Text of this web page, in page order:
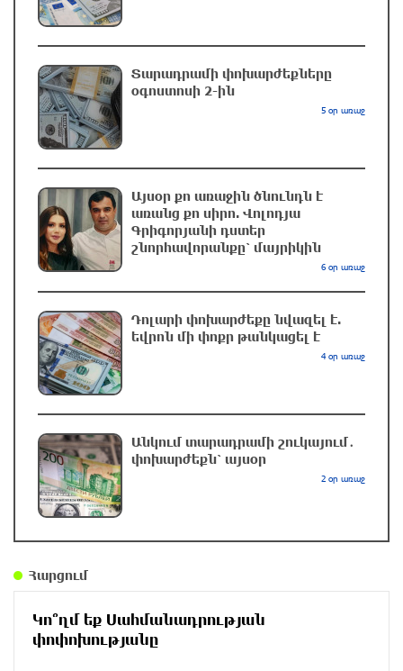
խորացնել մեր հարաբերություններն ու
համագործակցությունը. Փաշինյանը՝
Ղրղզստանի նախագահին
հարձակման հետևանքով 11 քաղաքացիական
անձի վիրավորվելու մասին
մեկ ժամ առաջ
Կարծում եմ՝ Փիթ Հեգսեթը լավագույններից
մեկն է․ Թրամփ
2 ժամ առաջ
Իրանը պահանջել է փակել Հորմուզի նեղուցը
Ծանոթ ու միարժամանակ անհայտ … պահածո
«Կիլկի»
Կրկնվող թատերական դիվանագիտություն․
Իրանի վրա լայնածավալ հարձակման մասին
Տարադրամի փոխարժեքները
օգոստոսի 2-ին
5 օր առաջ
Այսօր քո առաջին ծնունդն է
առանց քո սիրո. Վոլոդյա
Գրիգորյանի դստեր
շնորհավորանքը՝ մայրիկին
6 օր առաջ
Դոլարի փոխարժեքը նվազել է.
եվրոն մի փոքր թանկացել է
4 օր առաջ
Անկում տարադրամի շուկայում․
փոխարժեքն՝ այսօր
2 օր առաջ
Հարցում
Կո՞ղմ եք Սահմանադրության
փոփոխությանը